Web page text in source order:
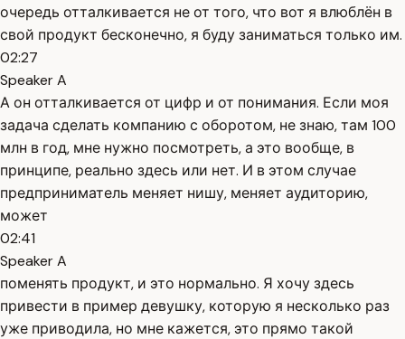
очередь отталкивается не от того, что вот я влюблён в
свой продукт бесконечно, я буду заниматься только им.
02:27
Speaker A
А он отталкивается от цифр и от понимания. Если моя
задача сделать компанию с оборотом, не знаю, там 100
млн в год, мне нужно посмотреть, а это вообще, в
принципе, реально здесь или нет. И в этом случае
предприниматель меняет нишу, меняет аудиторию,
может
02:41
Speaker A
поменять продукт, и это нормально. Я хочу здесь
привести в пример девушку, которую я несколько раз
уже приводила, но мне кажется, это прямо такой